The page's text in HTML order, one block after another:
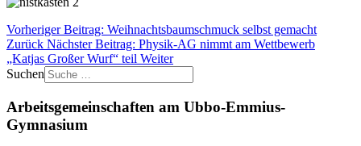
Vorheriger Beitrag: Weihnachtsbaumschmuck selbst gemacht
Zurück Nächster Beitrag: Physik-AG nimmt am Wettbewerb
„Katjas Großer Wurf“ teil Weiter
Suchen
Arbeitsgemeinschaften am Ubbo-Emmius-
Gymnasium